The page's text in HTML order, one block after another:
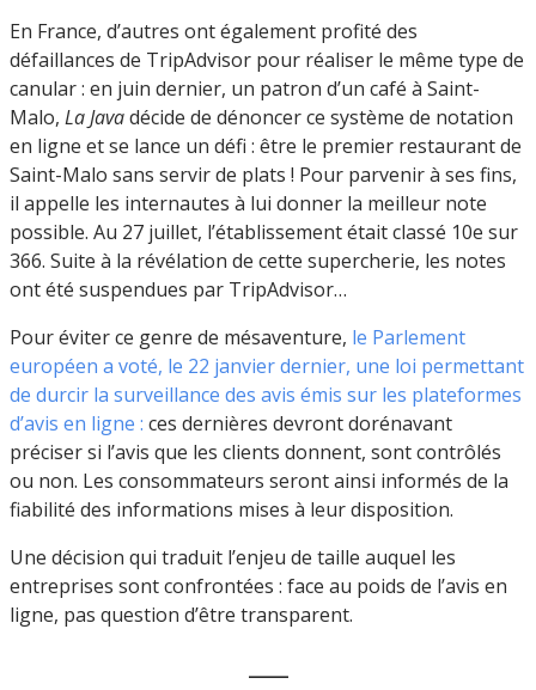
En France, d’autres ont également profité des
défaillances de TripAdvisor pour réaliser le même type de
canular : en juin dernier, un patron d’un café à Saint-
Malo, La Javadécide de dénoncer ce système de notation
en ligne et se lance un défi : être le premier restaurant de
Saint-Malo sans servir de plats ! Pour parvenir à ses fins,
il appelle les internautes à lui donner la meilleur note
possible. Au 27 juillet, l’établissement était classé 10e sur
366. Suite à la révélation de cette supercherie, les notes
ont été suspendues par TripAdvisor…
Pour éviter ce genre de mésaventure, le Parlement
européen a voté, le 22 janvier dernier, une loi permettant
de durcir la surveillance des avis émis sur les plateformes
d’avis en ligne : ces dernières devront dorénavant
préciser si l’avis que les clients donnent, sont contrôlés
ou non. Les consommateurs seront ainsi informés de la
fiabilité des informations mises à leur disposition.
Une décision qui traduit l’enjeu de taille auquel les
entreprises sont confrontées : face au poids de l’avis en
ligne, pas question d’être transparent.